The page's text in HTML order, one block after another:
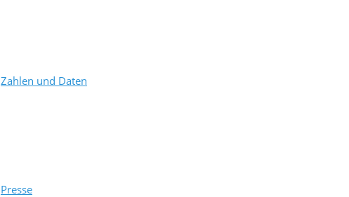
Zahlen und Daten
Presse